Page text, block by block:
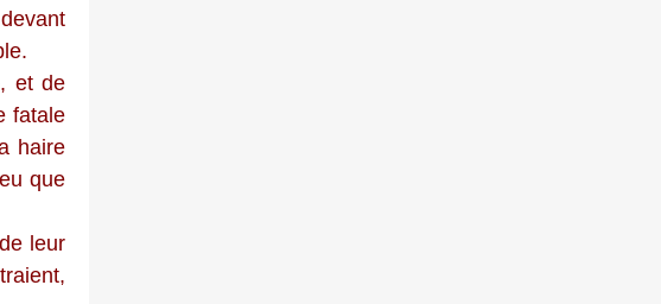
et de
fatale
haire
que
leur